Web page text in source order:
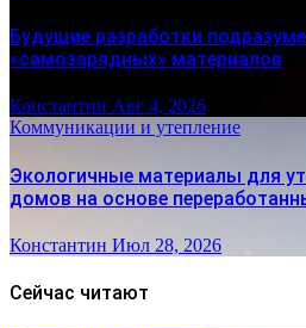
Будущие разработки
«самозарядных» материалов
Константин Авг 4, 2026
Коммуникации и утепление
Экологичные материалы для
домов на основе
Константин Июл 28, 2026
Сейчас читают